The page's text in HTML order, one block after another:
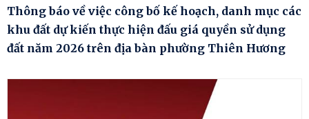
Thông báo về việc công bố kế hoạch, danh mục các
khu đất dự kiến thực hiện đấu giá quyền sử dụng
đất năm 2026 trên địa bàn phường Thiên Hương